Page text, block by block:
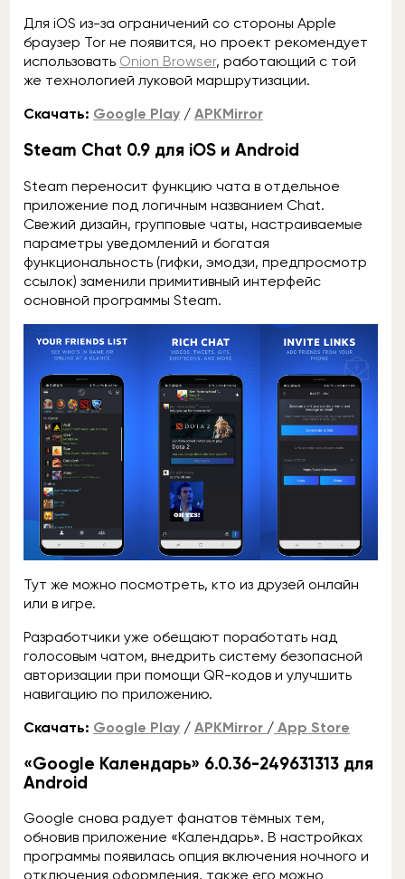
Для iOS из-за ограничений со стороны Apple
браузер Tor не появится, но проект рекомендует
использовать Onion Browser, работающий с той
же технологией луковой маршрутизации.
Скачать: Google Play / APKMirror
Steam Chat 0.9 для iOS и Android
Steam переносит функцию чата в отдельное
приложение под логичным названием Chat.
Свежий дизайн, групповые чаты, настраиваемые
параметры уведомлений и богатая
функциональность (гифки, эмодзи, предпросмотр
ссылок) заменили примитивный интерфейс
основной программы Steam.
Тут же можно посмотреть, кто из друзей онлайн
или в игре.
Разработчики уже обещают поработать над
голосовым чатом, внедрить систему безопасной
авторизации при помощи QR-кодов и улучшить
навигацию по приложению.
Скачать: Google Play / APKMirror / App Store
«Google Календарь» 6.0.36-249631313 для
Android
Google снова радует фанатов тёмных тем,
обновив приложение «Календарь». В настройках
программы появилась опция включения ночного и
отключения оформления, также его можно